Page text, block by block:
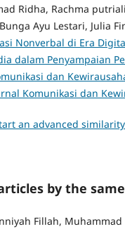
Ridha, Rachma
Ayu Lestari, Julia
Nonverbal di Era
dalam Penyampaian
dan
Komunikasi dan
an advanced
by the
Fillah, Muhammad